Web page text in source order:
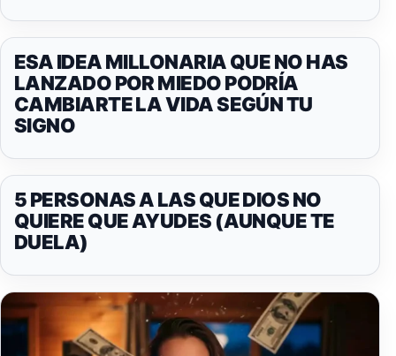
ESA IDEA MILLONARIA QUE NO HAS
LANZADO POR MIEDO PODRÍA
CAMBIARTE LA VIDA SEGÚN TU
SIGNO
5 PERSONAS A LAS QUE DIOS NO
QUIERE QUE AYUDES (AUNQUE TE
DUELA)